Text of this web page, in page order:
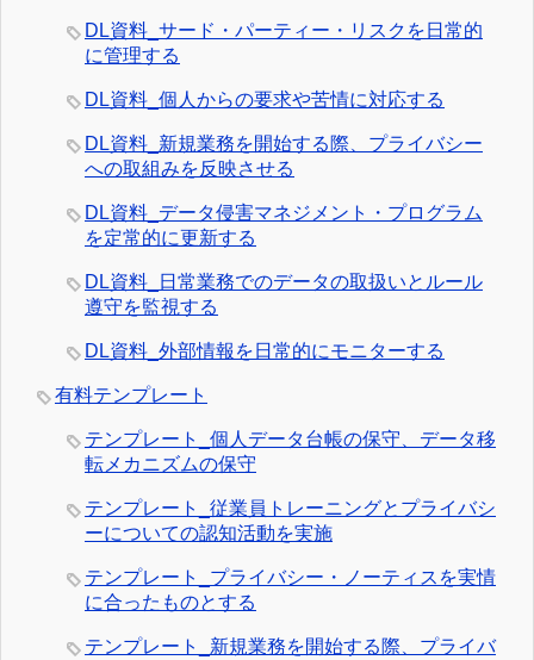
DL資料_サード・パーティー・リスクを日常的
に管理する
DL資料_個人からの要求や苦情に対応する
DL資料_新規業務を開始する際、プライバシー
への取組みを反映させる
DL資料_データ侵害マネジメント・プログラム
を定常的に更新する
DL資料_日常業務でのデータの取扱いとルール
遵守を監視する
DL資料_外部情報を日常的にモニターする
有料テンプレート
テンプレート_個人データ台帳の保守、データ移
転メカニズムの保守
テンプレート_従業員トレーニングとプライバシ
ーについての認知活動を実施
テンプレート_プライバシー・ノーティスを実情
に合ったものとする
テンプレート_新規業務を開始する際、プライバ